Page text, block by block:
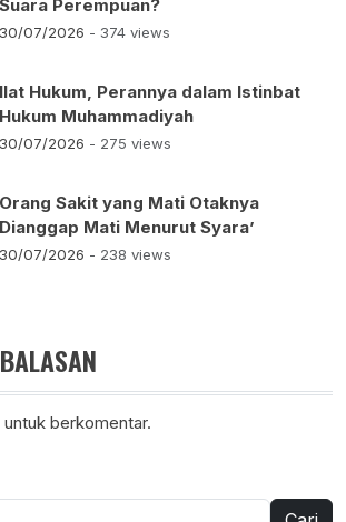
Suara Perempuan?
30/07/2026 - 374 views
Ilat Hukum, Perannya dalam Istinbat
Hukum Muhammadiyah
30/07/2026 - 275 views
Orang Sakit yang Mati Otaknya
Dianggap Mati Menurut Syara’
30/07/2026 - 238 views
untuk berkomentar.